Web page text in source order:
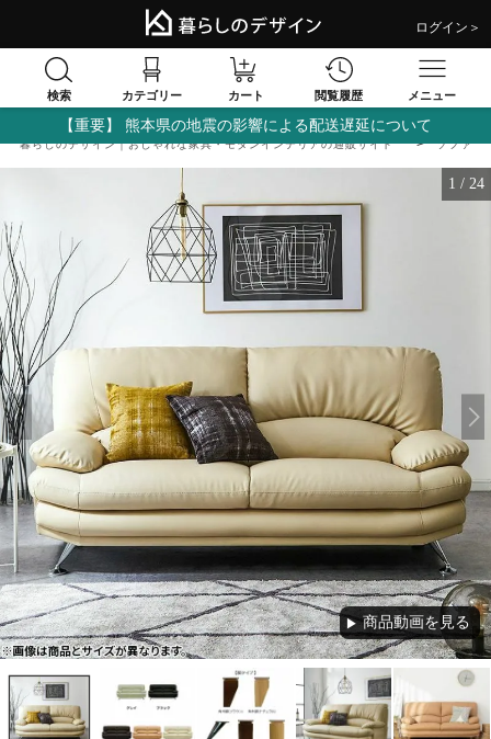
ログイン＞
検索 カテゴリー カート 閲覧履歴 メニュー
【重要】 熊本県の地震の影響による配送遅延について
暮らしのデザイン｜おしゃれな家具・モダンインテリアの通販サイト ソファ
1 / 24
▶ 商品動画を見る